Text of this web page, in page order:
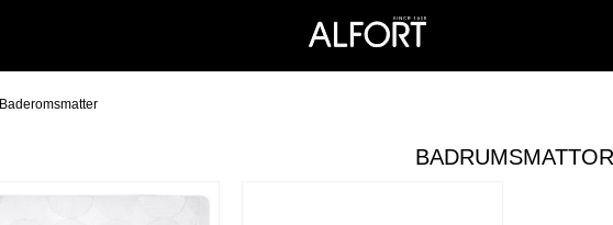
Baderomsmatter
BADRUMSMATTOR